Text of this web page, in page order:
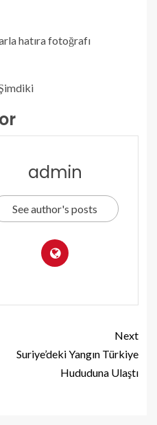
hatıra fotoğrafı
admin
See author's posts
Next
Suriye’deki Yangın Türkiye
Hududuna Ulaştı